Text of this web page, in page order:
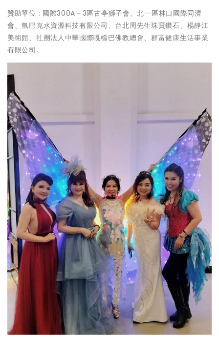
贊助單位 : 國際300A－3區古亭獅子會、北一區林口國際同濟
會、氫巴克水資源科技有限公司、台北周先生珠寶鑽石、楊靜江
美術館、社團法人中華國際嘎檔巴佛教總會、群富健康生活事業
有限公司。